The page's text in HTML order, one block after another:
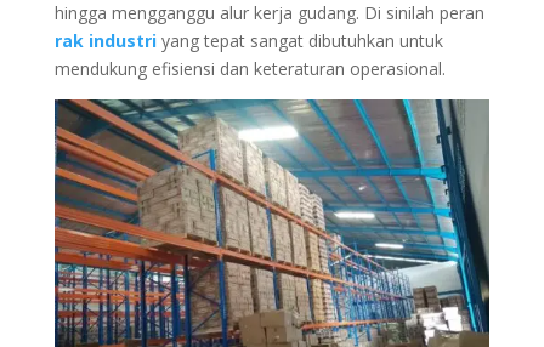
hingga mengganggu alur kerja gudang. Di sinilah peran
rak industriyang tepat sangat dibutuhkan untuk
mendukung efisiensi dan keteraturan operasional.